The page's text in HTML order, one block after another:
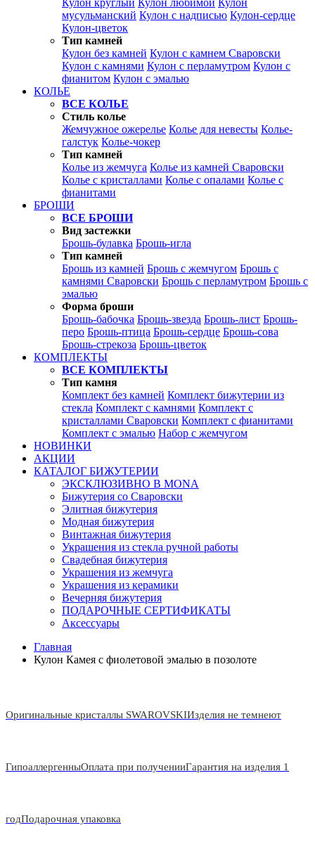
Кулон круглый Кулон любимой Кулон
мусульманский Кулон с надписью Кулон-сердце
Кулон-цветок
Тип камней
Кулон без камней Кулон с камнем Сваровски
Кулон с камнями Кулон с перламутром Кулон с
фианитом Кулон с эмалью
КОЛЬЕ
ВСЕ КОЛЬЕ
Стиль колье
Жемчужное ожерелье Колье для невесты Колье-
галстук Колье-чокер
Тип камней
Колье из жемчуга Колье из камней Сваровски
Колье с кристаллами Колье с опалами Колье с
фианитами
БРОШИ
ВСЕ БРОШИ
Вид застежки
Брошь-булавка Брошь-игла
Тип камней
Брошь из камней Брошь с жемчугом Брошь с
камнями Сваровски Брошь с перламутром Брошь с
эмалью
Форма броши
Брошь-бабочка Брошь-звезда Брошь-лист Брошь-
перо Брошь-птица Брошь-сердце Брошь-сова
Брошь-стрекоза Брошь-цветок
КОМПЛЕКТЫ
ВСЕ КОМПЛЕКТЫ
Тип камня
Комплект без камней Комплект бижутерии из
стекла Комплект с камнями Комплект с
кристаллами Сваровски Комплект с фианитами
Комплект с эмалью Набор с жемчугом
НОВИНКИ
АКЦИИ
КАТАЛОГ БИЖУТЕРИИ
ЭКСКЛЮЗИВНО В MONA
Бижутерия со Сваровски
Элитная бижутерия
Модная бижутерия
Винтажная бижутерия
Украшения из стекла ручной работы
Свадебная бижутерия
Украшения из жемчуга
Украшения из керамики
Вечерняя бижутерия
ПОДАРОЧНЫЕ СЕРТИФИКАТЫ
Аксессуары
Главная
Кулон Камея с фиолетовой эмалью в позолоте
Оригинальные кристаллы SWAROVSKIИзделия не темнеют
ГипоаллергенныОплата при полученииГарантия на изделия 1
годПодарочная упаковка